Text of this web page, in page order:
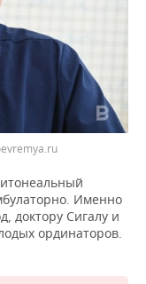
Именно
доктору Сигалу и
ординаторов.